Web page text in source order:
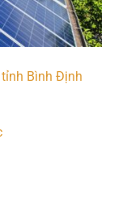
Bình Định